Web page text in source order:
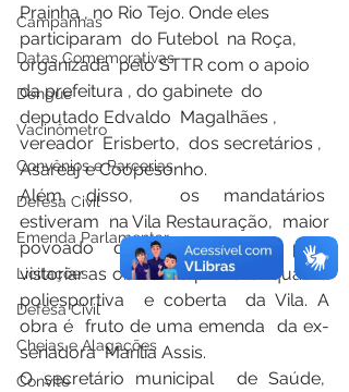
Campanhas
Datas Comemorativas
Dengue
Vacinômetro
Convênios e Parcerias
Defesa Civil
Emenda Parlamentar
Licitações
Defesa Civil
Cheias e Alagações
Convite
Prainha , no Rio Tejo. Onde eles
participaram  do Futebol  na Roça,
organizada  pelo STTR com o apoio
da prefeitura , do gabinete  do
deputado Edvaldo  Magalhães ,
vereador  Erisberto,  dos secretários ,
Asareaj e Coopesonho.
Além disso,  os mandatários
estiveram  na Vila Restauração,  maior
povoado depois da sede, para
vistoriar as obras  da primeira  quadra
poliesportiva  e coberta  da Vila. A
obra é  fruto de uma emenda  da ex-
senadora  Marília Assis.
O secretário municipal  de Saúde,